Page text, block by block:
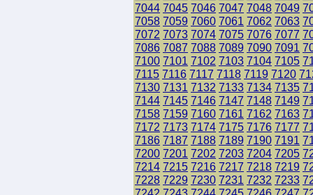
7044 7045 7046 7047 7048 7049
7058 7059 7060 7061 7062 7063
7072 7073 7074 7075 7076 7077
7086 7087 7088 7089 7090 7091
7100 7101 7102 7103 7104 7105
7115 7116 7117 7118 7119 7120
7130 7131 7132 7133 7134 7135
7144 7145 7146 7147 7148 7149
7158 7159 7160 7161 7162 7163
7172 7173 7174 7175 7176 7177
7186 7187 7188 7189 7190 7191
7200 7201 7202 7203 7204 7205
7214 7215 7216 7217 7218 7219
7228 7229 7230 7231 7232 7233